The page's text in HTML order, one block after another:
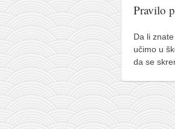
kushanku
passai
temashiwari
kobudo
nunchaku
bo
Pravilo
Da li
učimo u
da se